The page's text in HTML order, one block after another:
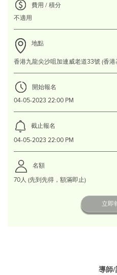
費用 / 積分
不適用
地點
香港九龍尖沙咀加連威老道33號 (香
開始報名
04-05-2023 22:00 PM
截止報名
04-05-2023 22:00 PM
名額
70人 (先到先得，額滿即止)
立即
導師/